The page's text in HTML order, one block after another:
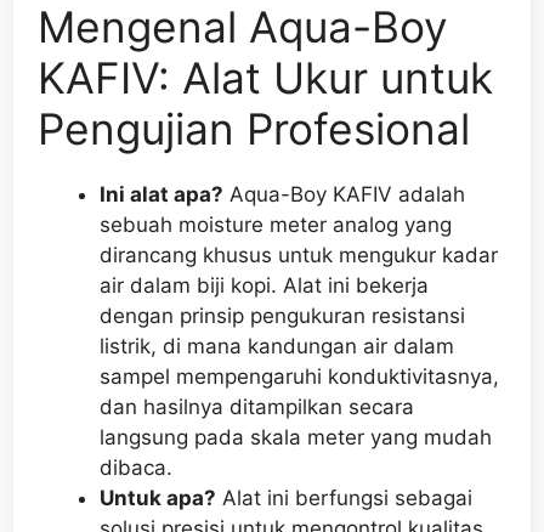
Mengenal Aqua-Boy
KAFIV: Alat Ukur untuk
Pengujian Profesional
Ini alat apa? Aqua-Boy KAFIV adalah
sebuah moisture meter analog yang
dirancang khusus untuk mengukur kadar
air dalam biji kopi. Alat ini bekerja
dengan prinsip pengukuran resistansi
listrik, di mana kandungan air dalam
sampel mempengaruhi konduktivitasnya,
dan hasilnya ditampilkan secara
langsung pada skala meter yang mudah
dibaca.
Untuk apa? Alat ini berfungsi sebagai